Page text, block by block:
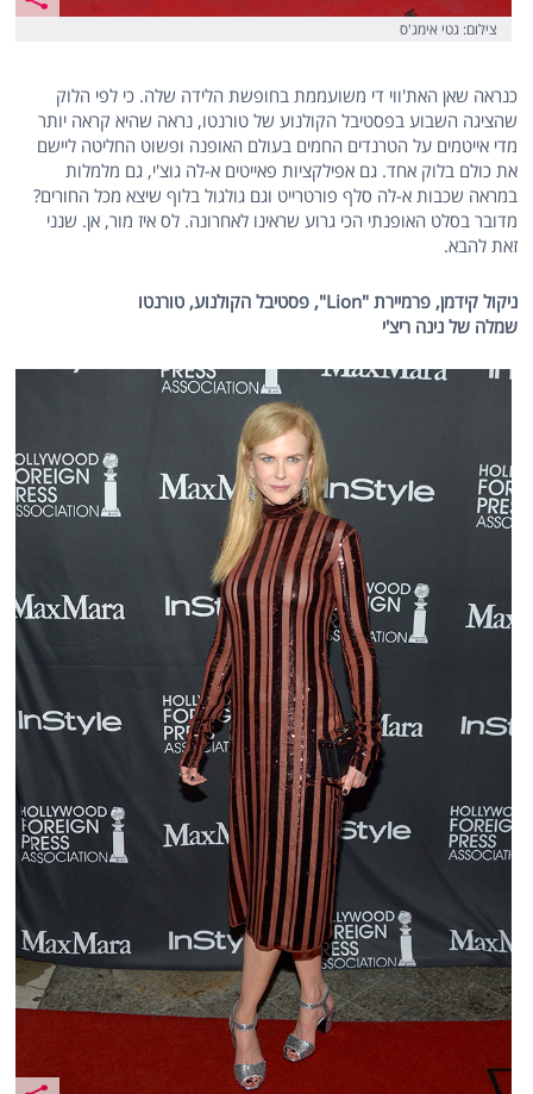
צילום: גטי אימג'ס
כנראה שאן האת'ווי די משועממת בחופשת הלידה שלה. כי לפי הלוק
שהציגה השבוע בפסטיבל הקולנוע של טורנטו, נראה שהיא קראה יותר
מדי אייטמים על הטרנדים החמים בעולם האופנה ופשוט החליטה ליישם
את כולם בלוק אחד. גם אפילקציות פאייטים א-לה גוצ'י, גם מלמלות
במראה שכבות א-לה סלף פורטרייט וגם גולגול בלוף שיצא מכל החורים?
מדובר בסלט האופנתי הכי גרוע שראינו לאחרונה. לס איז מור, אן. שנני
זאת להבא.
ניקול קידמן, פרמיירת "Lion", פסטיבל הקולנוע, טורנטו
שמלה של נינה ריצ'י